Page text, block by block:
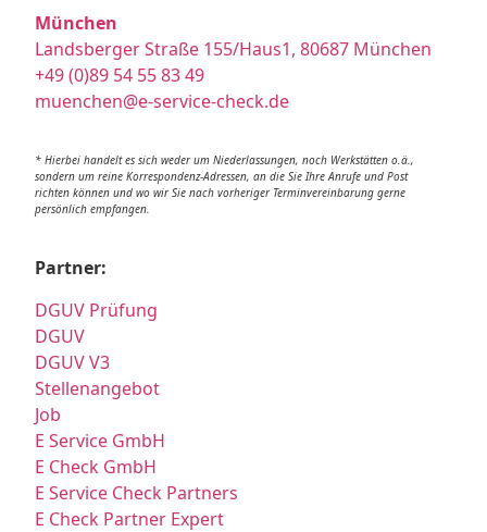
München
Landsberger Straße 155/Haus1, 80687 München
+49 (0)89 54 55 83 49
muenchen@e-service-check.de
* Hierbei handelt es sich weder um Niederlassungen, noch Werkstätten o.ä.,
sondern um reine Korrespondenz-Adressen, an die Sie Ihre Anrufe und Post
richten können und wo wir Sie nach vorheriger Terminvereinbarung gerne
persönlich empfangen.
Partner:
DGUV Prüfung
DGUV
DGUV V3
Stellenangebot
Job
E Service GmbH
E Check GmbH
E Service Check Partners
E Check Partner Expert